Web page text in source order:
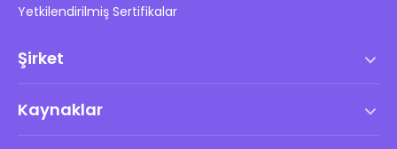
Yetkilendirilmiş Sertifikalar
Şirket
Kaynaklar